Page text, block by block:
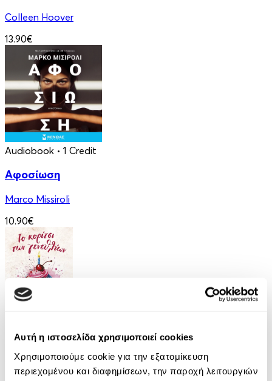
Αυτή η ιστοσελίδα χρησιμοποιεί cookies
Χρησιμοποιούμε cookie για την εξατομίκευση
περιεχομένου και διαφημίσεων, την παροχή λειτουργιών
Colleen Hoover
13.90€
Audiobook • 1 Credit
Αφοσίωση
Marco Missiroli
10.90€
eBook
Το Κορίτσι των Γενεθλίων